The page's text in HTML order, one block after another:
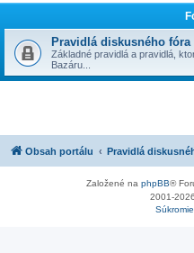
Pravidlá diskusného fóra
Základné pravidlá a pravidlá,
Bazáru...
Obsah portálu Pravidlá
Založené na phpBB®
2001-
Súkromie